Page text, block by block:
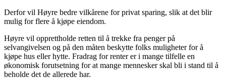
Derfor vil Høyre bedre vilkårene for privat sparing, slik at det blir
mulig for flere å kjøpe eiendom.
Høyre vil opprettholde retten til å trekke fra penger på
selvangivelsen og på den måten beskytte folks muligheter for å
kjøpe hus eller hytte. Fradrag for renter er i mange tilfelle en
økonomisk forutsetning for at mange mennesker skal bli i stand til å
beholde det de allerede har.